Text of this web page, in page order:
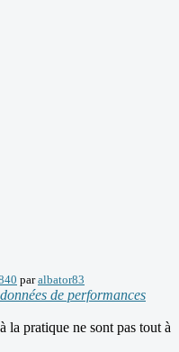
paralbator83
de performances
la pratique ne sont pas tout à